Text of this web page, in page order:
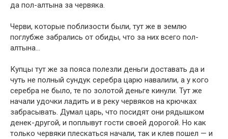
да пол-алтына за червяка.
Черви, которые поблизости были, тут же в землю
поглубже забрались от обиды, что за них всего пол-
алтына…
Купцы тут же за пояса полезли деньги доставать да и
чуть не полный сундук серебра царю навалили, а у кого
серебра не было, те по золотой деньге кинули. Тут же
начали удочки ладить и в реку червяков на крючках
забрасывать. Думал царь, что посидят они рядышком
денек-другой, и поплывут гости своей дорогой. Но как
только червяки плескаться начали, так и клев пошел — и